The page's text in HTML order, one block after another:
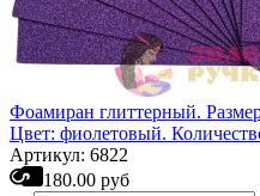
Фоамиран глиттерный.
Цвет: фиолетовый.
Артикул: 6822
180.00 руб